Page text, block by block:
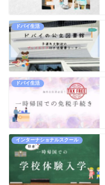
ドバイ生活
ドバイ生活
インターナショナルスクール